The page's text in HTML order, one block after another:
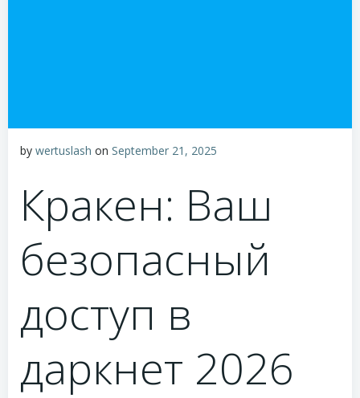
by wertuslash on September 21, 2025
Кракен: Ваш
безопасный
доступ в
даркнет 2026